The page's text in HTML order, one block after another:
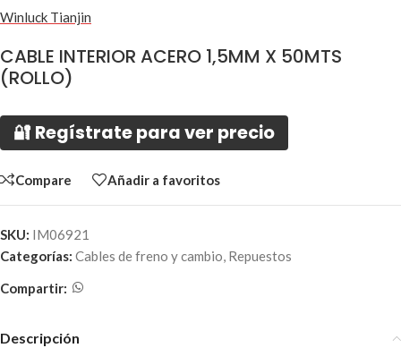
Winluck Tianjin
CABLE INTERIOR ACERO 1,5MM X 50MTS
(ROLLO)
🔐 Regístrate para ver precio
Compare Añadir a favoritos
SKU: IM06921
Categorías: Cables de freno y cambio, Repuestos
Compartir:
Descripción